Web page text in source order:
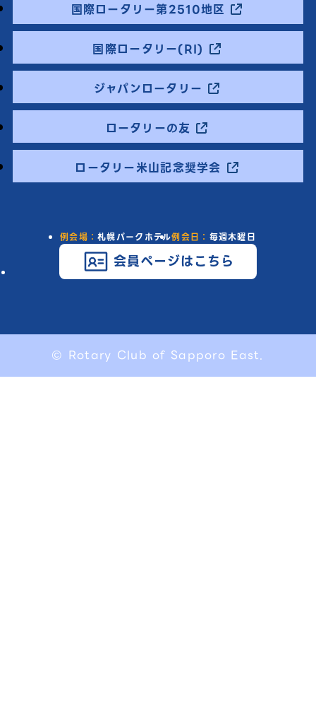
国際ロータリー第2510地区
国際ロータリー(RI)
ジャパンロータリー
ロータリーの友
ロータリー米山記念奨学会
例会場：札幌パークホテル例会日： 毎週木曜日
会員ページはこちら
© Rotary Club of Sapporo East.